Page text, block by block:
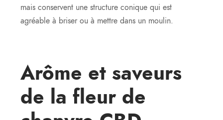
mais conservent une structure conique qui est
agréable à briser ou à mettre dans un moulin.
Arôme et saveurs
de la fleur de